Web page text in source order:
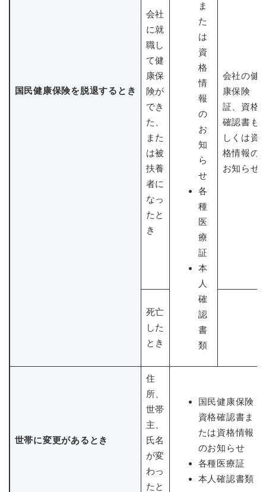
国民健康保険を脱退するとき
ま
た
は
資
格
情
報
の
お
知
ら
せ
各
種
医
療
証
本
人
確
認
書
類
会社
に就
職し
て健
康保
険が
でき
た、
また
は被
扶養
者に
なっ
たと
き
会社の健
康保険
証、資格
確認書も
しくは資
格情報の
お知らせ
死亡
した
とき
世帯に変更があるとき
住
所、
世帯
主、
氏名
が変
わっ
たと
国民健康保険
資格確認書ま
たは資格情報
のお知らせ
各種医療証
本人確認書類